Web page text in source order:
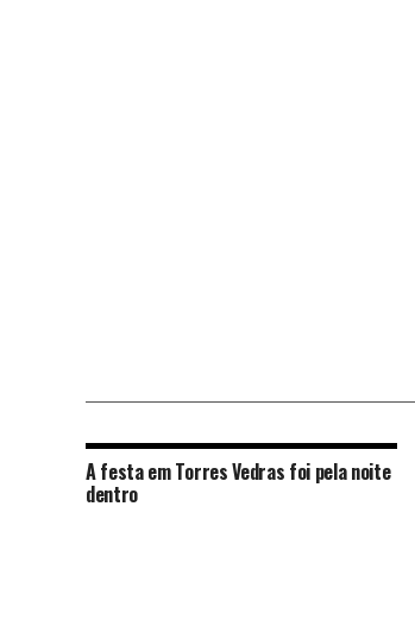
A festa em Torres Vedras foi pela noite
dentro